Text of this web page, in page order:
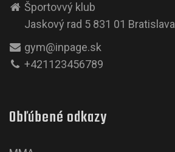
Športovvý klub
Jaskový rad 5 831 01 Bratislava
gym@inpage.sk
+421123456789
Obľúbené odkazy